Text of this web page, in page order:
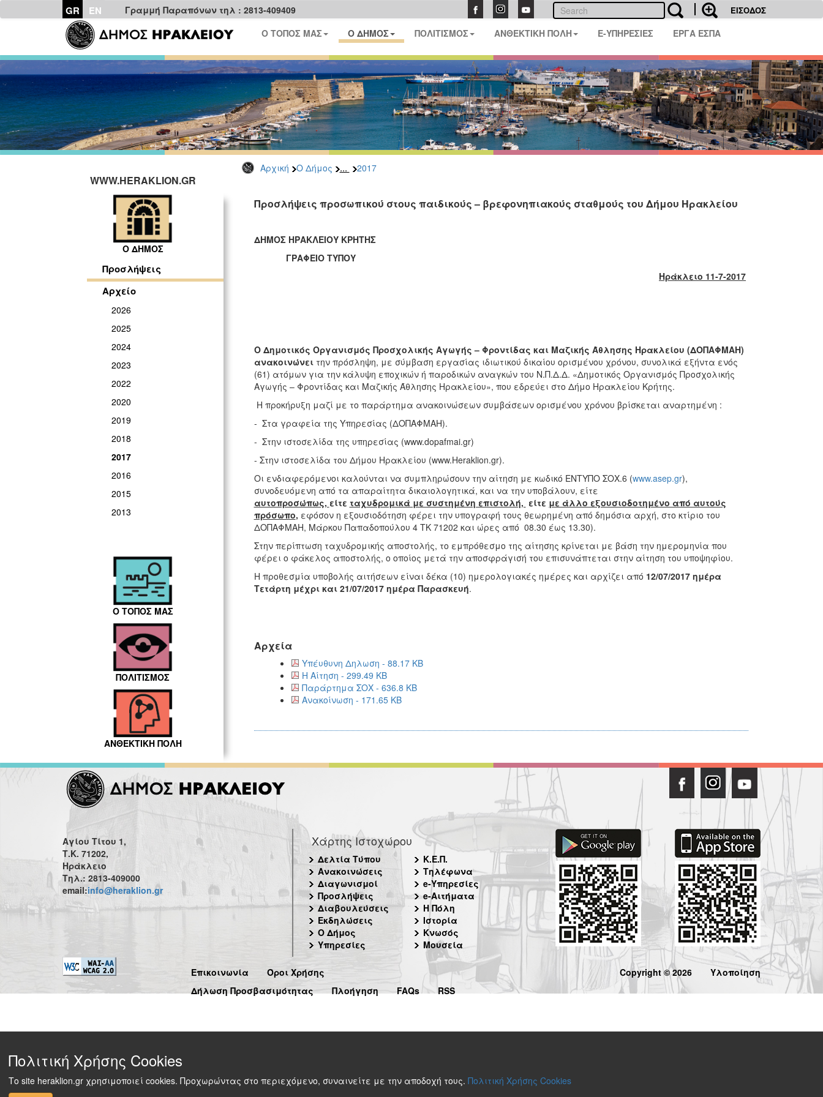
GR EN Γραμμή Παραπόνων τηλ : 2813-409409 ΕΙΣΟΔΟΣ
Ο ΤΟΠΟΣ ΜΑΣ Ο ΔΗΜΟΣ ΠΟΛΙΤΙΣΜΟΣ ΑΝΘΕΚΤΙΚΗ ΠΟΛΗ E-ΥΠΗΡΕΣΙΕΣ ΕΡΓΑ ΕΣΠΑ
Αρχική Ο Δήμος ... 2017
WWW.HERAKLION.GR
Ο ΔΗΜΟΣ
Προσλήψεις
Αρχείο
2026
2025
2024
2023
2022
2020
2019
2018
2017
2016
2015
2013
Ο ΤΟΠΟΣ ΜΑΣ
ΠΟΛΙΤΙΣΜΟΣ
ΑΝΘΕΚΤΙΚΗ ΠΟΛΗ
Προσλήψεις προσωπικού στους παιδικούς – βρεφονηπιακούς σταθμούς του Δήμου Ηρακλείου
ΔΗΜΟΣ ΗΡΑΚΛΕΙΟΥ ΚΡΗΤΗΣ
ΓΡΑΦΕΙΟ ΤΥΠΟΥ
Ηράκλειο 11-7-2017
Ο Δημοτικός Οργανισμός Προσχολικής Αγωγής – Φροντίδας και Μαζικής Άθλησης Ηρακλείου (ΔΟΠΑΦΜΑΗ)
ανακοινώνει την πρόσληψη, με σύμβαση εργασίας ιδιωτικού δικαίου ορισμένου χρόνου, συνολικά εξήντα ενός
(61) ατόμων για την κάλυψη εποχικών ή παροδικών αναγκών του Ν.Π.Δ.Δ. «Δημοτικός Οργανισμός Προσχολικής
Αγωγής – Φροντίδας και Μαζικής Άθλησης Ηρακλείου», που εδρεύει στο Δήμο Ηρακλείου Κρήτης.
Η προκήρυξη μαζί με το παράρτημα ανακοινώσεων συμβάσεων ορισμένου χρόνου βρίσκεται αναρτημένη :
- Στα γραφεία της Υπηρεσίας (ΔΟΠΑΦΜΑΗ).
- Στην ιστοσελίδα της υπηρεσίας (www.dopafmai.gr)
- Στην ιστοσελίδα του Δήμου Ηρακλείου (www.Heraklion.gr).
Οι ενδιαφερόμενοι καλούνται να συμπληρώσουν την αίτηση με κωδικό ΕΝΤΥΠΟ ΣΟΧ.6 (www.asep.gr),
συνοδευόμενη από τα απαραίτητα δικαιολογητικά, και να την υποβάλουν, είτε
αυτοπροσώπως, είτε ταχυδρομικά με συστημένη επιστολή, είτε με άλλο εξουσιοδοτημένο από αυτούς
πρόσωπο, εφόσον η εξουσιοδότηση φέρει την υπογραφή τους θεωρημένη από δημόσια αρχή, στο κτίριο του
ΔΟΠΑΦΜΑΗ, Μάρκου Παπαδοπούλου 4 ΤΚ 71202 και ώρες από 08.30 έως 13.30).
Στην περίπτωση ταχυδρομικής αποστολής, το εμπρόθεσμο της αίτησης κρίνεται με βάση την ημερομηνία που
φέρει ο φάκελος αποστολής, ο οποίος μετά την αποσφράγισή του επισυνάπτεται στην αίτηση του υποψηφίου.
Η προθεσμία υποβολής αιτήσεων είναι δέκα (10) ημερολογιακές ημέρες και αρχίζει από 12/07/2017 ημέρα
Τετάρτη μέχρι και 21/07/2017 ημέρα Παρασκευή.
Αρχεία
Υπέυθυνη Δηλωση - 88.17 KB
Η Αίτηση - 299.49 KB
Παράρτημα ΣΟΧ - 636.8 KB
Ανακοίνωση - 171.65 KB
Αγίου Τίτου 1,
Τ.Κ. 71202,
Ηράκλειο
Τηλ.: 2813-409000
email:info@heraklion.gr
Χάρτης Ιστοχώρου
Δελτία Τύπου
Ανακοινώσεις
Διαγωνισμοί
Προσλήψεις
Διαβουλεύσεις
Εκδηλώσεις
Ο Δήμος
Υπηρεσίες
Κ.Ε.Π.
Τηλέφωνα
e-Υπηρεσίες
e-Αιτήματα
Η Πόλη
Ιστορία
Κνωσός
Μουσεία
Επικοινωνία
Όροι Χρήσης
Δήλωση Προσβασιμότητας
Πλοήγηση FAQs RSS
Copyright © 2026 Υλοποίηση
Πολιτική Χρήσης Cookies
Το site heraklion.gr χρησιμοποιεί cookies. Προχωρώντας στο περιεχόμενο, συναινείτε με την αποδοχή τους. Πολιτική Χρήσης Cookies